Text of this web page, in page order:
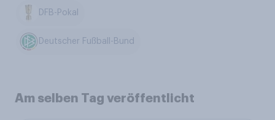
DFB-Pokal
Deutscher Fußball-Bund
Am selben Tag veröffentlicht